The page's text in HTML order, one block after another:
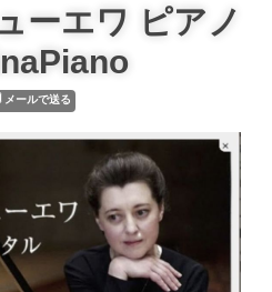
ーエワ ピアノ
メールで送る